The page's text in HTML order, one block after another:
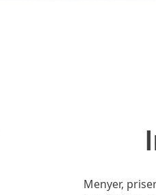
Menyer,